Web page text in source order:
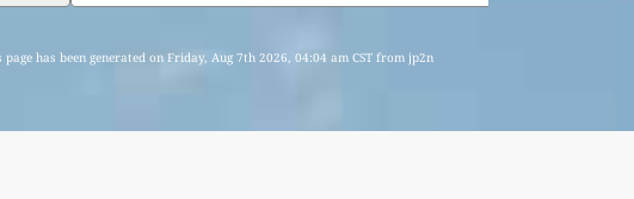
page has been generated on Friday, Aug 7th 2026, 04:04 am CST from jp2n